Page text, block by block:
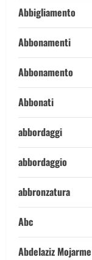
Abbigliamento
Abbonamenti
Abbonamento
Abbonati
abbordaggi
abbordaggio
abbronzatura
Abc
Abdelaziz Mojarme